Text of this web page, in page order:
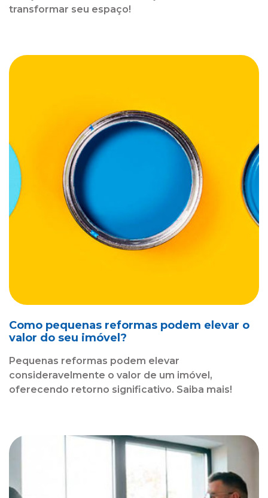
transformar seu espaço!
Como pequenas reformas podem elevar o
valor do seu imóvel?
Pequenas reformas podem elevar
consideravelmente o valor de um imóvel,
oferecendo retorno significativo. Saiba mais!